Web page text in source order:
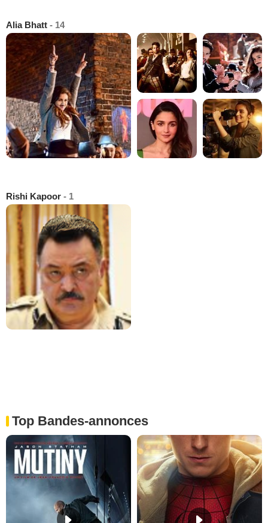
Alia Bhatt - 14
Rishi Kapoor - 1
Top Bandes-annonces